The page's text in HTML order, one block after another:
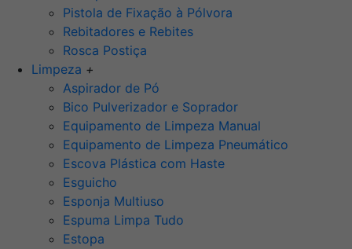
Pistola de Fixação à Pólvora
Rebitadores e Rebites
Rosca Postiça
Limpeza +
Aspirador de Pó
Bico Pulverizador e Soprador
Equipamento de Limpeza Manual
Equipamento de Limpeza Pneumático
Escova Plástica com Haste
Esguicho
Esponja Multiuso
Espuma Limpa Tudo
Estopa